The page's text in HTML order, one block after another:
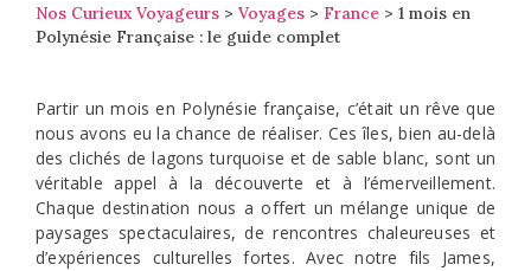
Nos Curieux Voyageurs > Voyages > France > 1 mois en
Polynésie Française : le guide complet
Partir un mois en Polynésie française, c’était un rêve que
nous avons eu la chance de réaliser. Ces îles, bien au-delà
des clichés de lagons turquoise et de sable blanc, sont un
véritable appel à la découverte et à l’émerveillement.
Chaque destination nous a offert un mélange unique de
paysages spectaculaires, de rencontres chaleureuses et
d’expériences culturelles fortes. Avec notre fils James,